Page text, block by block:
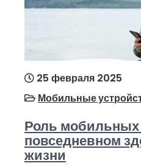
25 февраля 2025
Мобильные
Роль мобильных
повседневном
жизни